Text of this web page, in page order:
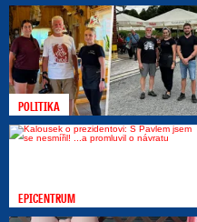
POLITIKA
EPICENTRUM